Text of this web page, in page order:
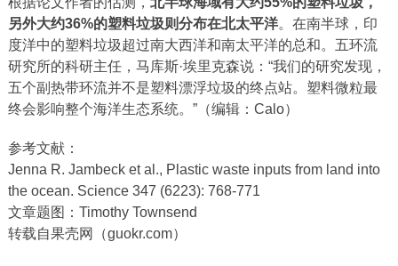
另外大约36%的塑料垃圾则分布在北太平洋。在南半球，印
度洋中的塑料垃圾超过南大西洋和南太平洋的总和。五环流
研究所的科研主任，马库斯·埃里克森说：“我们的研究发现，
五个副热带环流并不是塑料漂浮垃圾的终点站。塑料微粒最
终会影响整个海洋生态系统。”（编辑：Calo）
参考文献：
Jenna R. Jambeck et al., Plastic waste inputs from land into
the ocean. Science 347 (6223): 768-771
文章题图：Timothy Townsend
转载自果壳网（guokr.com）